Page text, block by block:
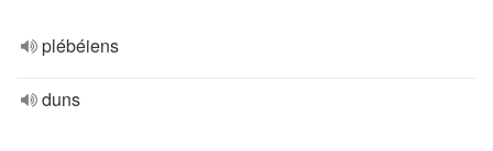
plébéiens
duns